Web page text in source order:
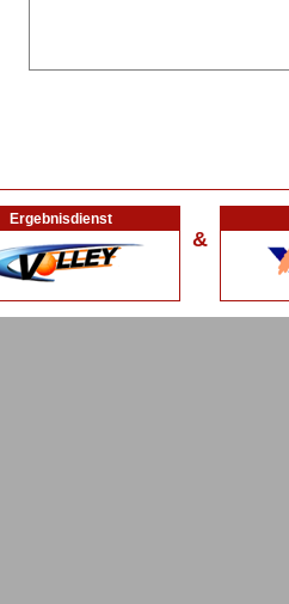
Ergebnisdienst
&